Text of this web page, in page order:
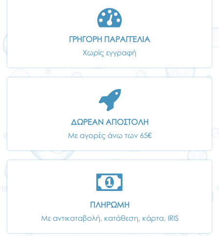
ΓΡΗΓΟΡΗ ΠΑΡΑΓΓΕΛΙΑ
Χωρίς εγγραφή
ΔΩΡΕΑΝ ΑΠΟΣΤΟΛΗ
Με αγορές άνω των 65€
ΠΛΗΡΩΜΗ
Με αντικαταβολή, κατάθεση, κάρτα, IRIS